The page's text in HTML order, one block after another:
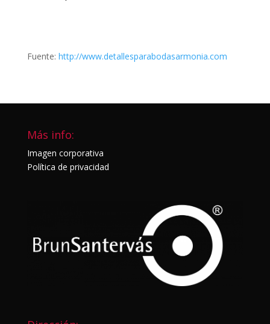
Fuente: http://www.detallesparabodasarmonia.com
Más info:
Imagen corporativa
Política de privacidad